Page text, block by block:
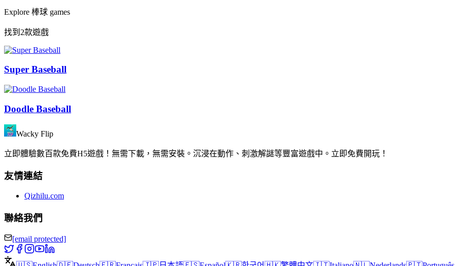
Explore 棒球 games
找到2款遊戲
Super Baseball
Doodle Baseball
Wacky Flip
立即體驗數百款免費H5遊戲！無需下載，無需安裝。沉浸在動作、刺激解謎等豐富遊戲中。立即免費開玩！
友情連結
Qizhilu.com
聯絡我們
[email protected]